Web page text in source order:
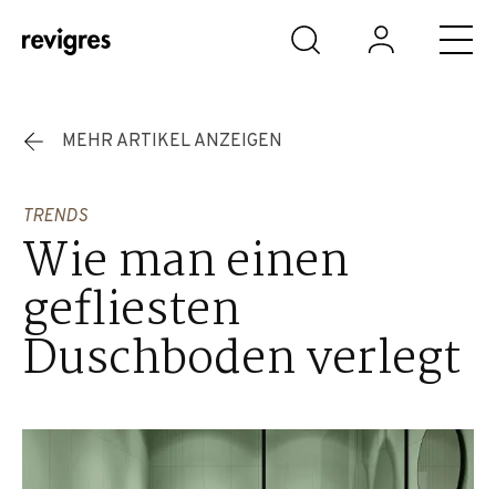
Zum Hauptinhalt springen
MEHR ARTIKEL ANZEIGEN
TRENDS
Wie man einen
gefliesten
Duschboden verlegt